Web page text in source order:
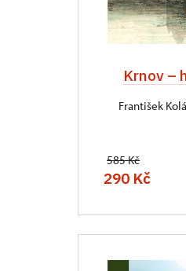
Krnov –
František
585 Kč
290 Kč